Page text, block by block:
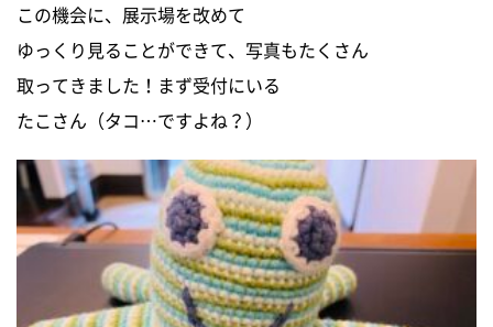
ニュース
営業時間／9：00〜17：30
定休日／土日祝
※事前連絡で定休日も対応可
イベント情報
資料請求・お問い合わせ
この機会に、展示場を改めて
ゆっくり見ることができて、写真もたくさん
取ってきました！まず受付にいる
たこさん（タコ…ですよね？）